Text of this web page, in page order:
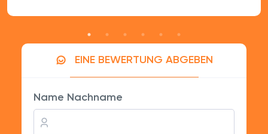
EINE BEWERTUNG ABGEBEN
Name Nachname